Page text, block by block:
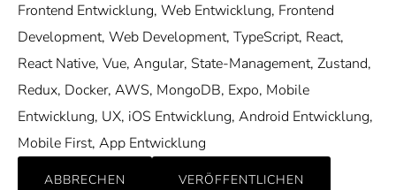
Frontend Entwicklung, Web Entwicklung, Frontend
Development, Web Development, TypeScript, React,
React Native, Vue, Angular, State-Management, Zustand,
Redux, Docker, AWS, MongoDB, Expo, Mobile
Entwicklung, UX, iOS Entwicklung, Android Entwicklung,
Mobile First, App Entwicklung
ABBRECHEN VERÖFFENTLICHEN